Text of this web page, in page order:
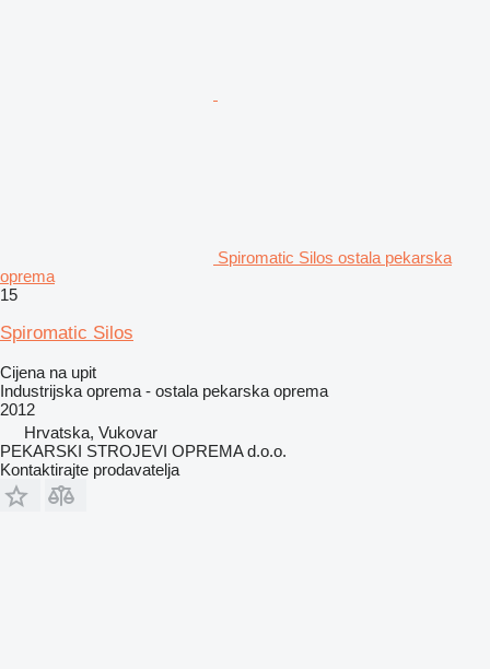
Spiromatic Silos ostala pekarska
oprema
15
Spiromatic Silos
Cijena na upit
Industrijska oprema - ostala pekarska oprema
2012
Hrvatska, Vukovar
PEKARSKI STROJEVI OPREMA d.o.o.
Kontaktirajte prodavatelja